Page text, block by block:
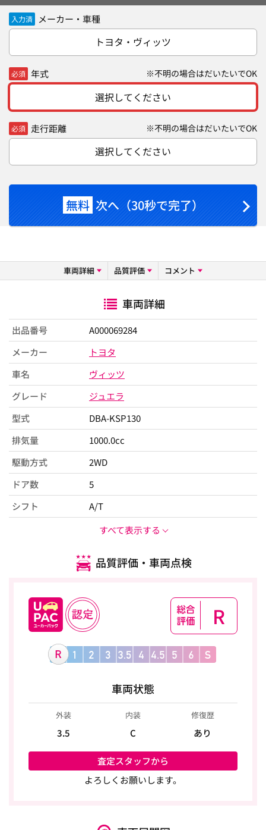
入力済 メーカー・車種
トヨタ・ヴィッツ
必須 年式 ※不明の場合はだいたいでOK
選択してください
必須 走行距離 ※不明の場合はだいたいでOK
選択してください
無料 次へ（30秒で完了）
車両詳細 品質評価 コメント
車両詳細
出品番号
A000069284
メーカー
トヨタ
車名
ヴィッツ
グレード
ジュエラ
型式
DBA-KSP130
排気量
1000.0cc
駆動方式
2WD
ドア数
5
シフト
A/T
すべて表示する
品質評価・車両点検
R
車両状態
外装
3.5
内装
C
修復歴
あり
査定スタッフから
よろしくお願いします。